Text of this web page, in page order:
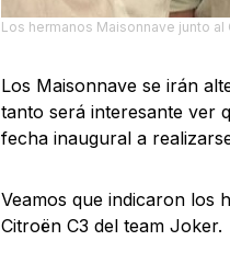
Los hermanos Maisonnave junto
Los Maisonnave se irán
tanto será interesante ver
fecha inaugural a
Veamos que indicaron los
Citroën C3 del team Joker.